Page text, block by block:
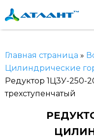
Главная страница »
Цилиндрические
Редуктор 1Ц3У-
трехступенчатый